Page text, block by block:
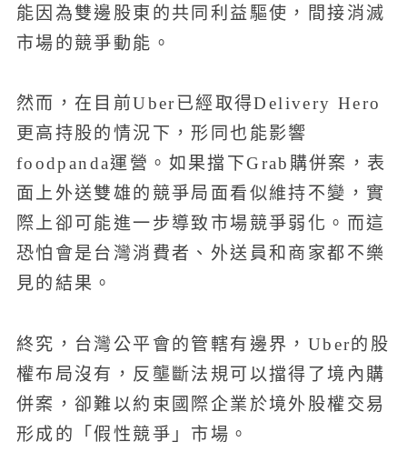
能因為雙邊股東的共同利益驅使，間接消滅
市場的競爭動能。
然而，在目前Uber已經取得Delivery Hero
更高持股的情況下，形同也能影響
foodpanda運營。如果擋下Grab購併案，表
面上外送雙雄的競爭局面看似維持不變，實
際上卻可能進一步導致市場競爭弱化。而這
恐怕會是台灣消費者、外送員和商家都不樂
見的結果。
終究，台灣公平會的管轄有邊界，Uber的股
權布局沒有，反壟斷法規可以擋得了境內購
併案，卻難以約束國際企業於境外股權交易
形成的「假性競爭」市場。